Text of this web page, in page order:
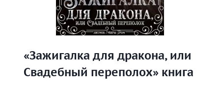
«Зажигалка для дракона, или
Свадебный переполох» книга